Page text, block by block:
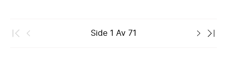
Side 1 Av 71